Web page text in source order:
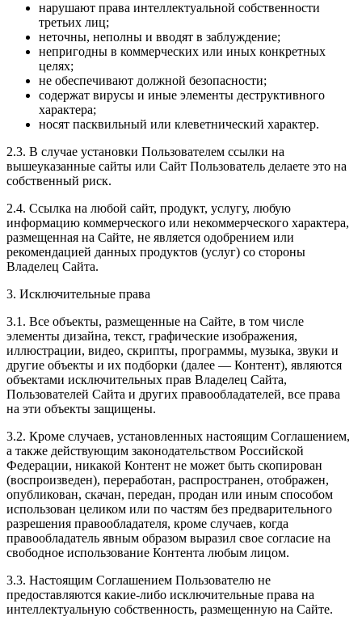
нарушают права интеллектуальной собственности
третьих лиц;
неточны, неполны и вводят в заблуждение;
непригодны в коммерческих или иных конкретных
целях;
не обеспечивают должной безопасности;
содержат вирусы и иные элементы деструктивного
характера;
носят пасквильный или клеветнический характер.
2.3. В случае установки Пользователем ссылки на
вышеуказанные сайты или Сайт Пользователь делаете это на
собственный риск.
2.4. Ссылка на любой сайт, продукт, услугу, любую
информацию коммерческого или некоммерческого характера,
размещенная на Сайте, не является одобрением или
рекомендацией данных продуктов (услуг) со стороны
Владелец Сайта.
3. Исключительные права
3.1. Все объекты, размещенные на Сайте, в том числе
элементы дизайна, текст, графические изображения,
иллюстрации, видео, скрипты, программы, музыка, звуки и
другие объекты и их подборки (далее — Контент), являются
объектами исключительных прав Владелец Сайта,
Пользователей Сайта и других правообладателей, все права
на эти объекты защищены.
3.2. Кроме случаев, установленных настоящим Соглашением,
а также действующим законодательством Российской
Федерации, никакой Контент не может быть скопирован
(воспроизведен), переработан, распространен, отображен,
опубликован, скачан, передан, продан или иным способом
использован целиком или по частям без предварительного
разрешения правообладателя, кроме случаев, когда
правообладатель явным образом выразил свое согласие на
свободное использование Контента любым лицом.
3.3. Настоящим Соглашением Пользователю не
предоставляются какие-либо исключительные права на
интеллектуальную собственность, размещенную на Сайте.